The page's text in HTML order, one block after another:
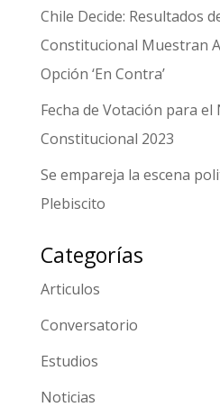
Chile Decide: Resultados
Constitucional Muestran
Opción ‘En Contra’
Fecha de Votación para
Constitucional 2023
Se empareja la escena
Plebiscito
Categorías
Articulos
Conversatorio
Estudios
Noticias